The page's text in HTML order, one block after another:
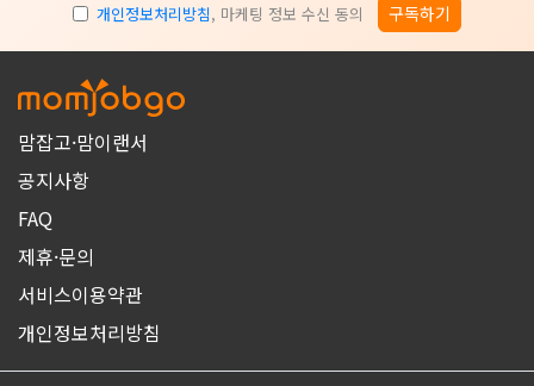
개인정보처리방침, 마케팅 정보 수신 동의 구독하기
맘잡고·맘이랜서
공지사항
FAQ
제휴·문의
서비스이용약관
개인정보처리방침